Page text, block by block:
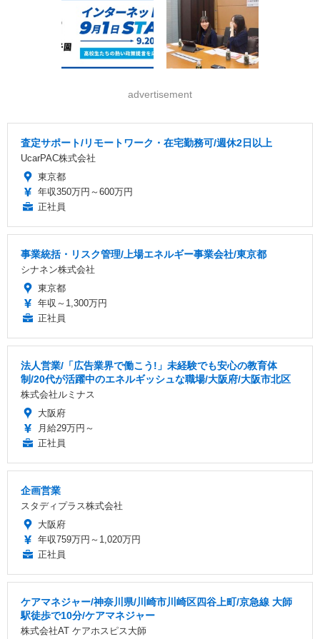
advertisement
査定サポート/リモートワーク・在宅勤務可/週休2日以上
UcarPAC株式会社
東京都
年収350万円～600万円
正社員
事業統括・リスク管理/上場エネルギー事業会社/東京都
シナネン株式会社
東京都
年収～1,300万円
正社員
法人営業/「広告業界で働こう!」未経験でも安心の教育体
制/20代が活躍中のエネルギッシュな職場/大阪府/大阪市北区
株式会社ルミナス
大阪府
月給29万円～
正社員
企画営業
スタディプラス株式会社
大阪府
年収759万円～1,020万円
正社員
ケアマネジャー/神奈川県/川崎市川崎区四谷上町/京急線 大師
駅徒歩で10分/ケアマネジャー
株式会社AT ケアホスピス大師